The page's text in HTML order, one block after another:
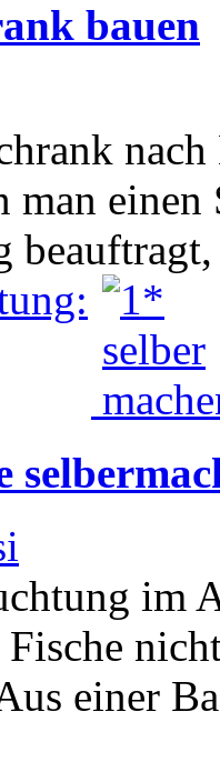
bauen
man
im
Fische
einer